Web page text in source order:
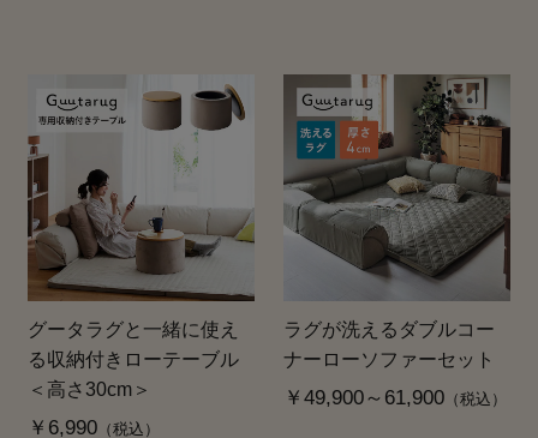
グータラグと一緒に使え
る収納付きローテーブル
＜高さ30cm＞
￥6,990 （税込）
ラグが洗えるダブルコー
ナーローソファーセット
￥49,900～61,900（税込）